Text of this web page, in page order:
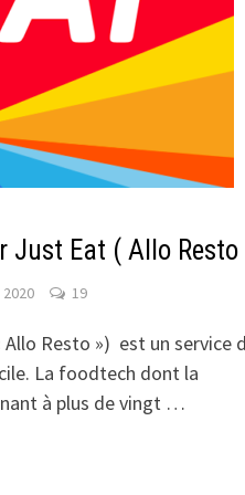
Just Eat ( Allo Resto
19
Resto ») est un service
La foodtech dont la
à plus de vingt …